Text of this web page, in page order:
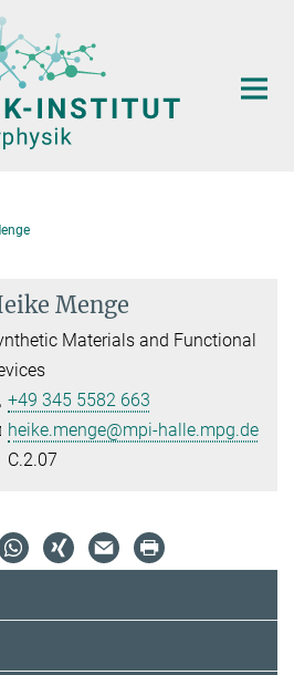
Menge
Materials and Functional
+49 345 5582 663
heike.menge@mpi-halle.mpg.de
C.2.07